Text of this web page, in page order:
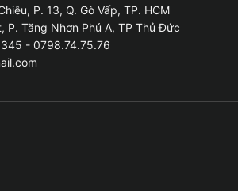
hỗ trợ nhận diện giọng nói thông
thêm công nghệ hoàn toàn mới
nói thì màn hình Santeck X800
dùng khả năng thực hiện điều
P. 13, Q. Gò Vấp, TP. HCM
P. Tăng Nhơn Phú A, TP Thủ Đức
- 0798.74.75.76